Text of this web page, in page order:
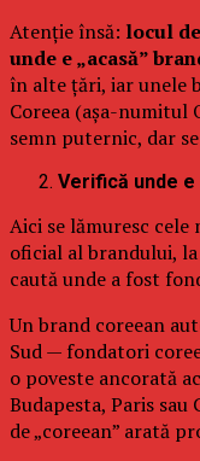
Atenție însă: locul
unde e „acasă”
în alte țări, iar unele
Coreea (așa-numitul
semn puternic, dar
Verifică unde
Aici se lămuresc
oficial al brandului, la
caută unde a fost
Un brand coreean
Sud — fondatori
o poveste ancorată
Budapesta, Paris
de „coreean” arată